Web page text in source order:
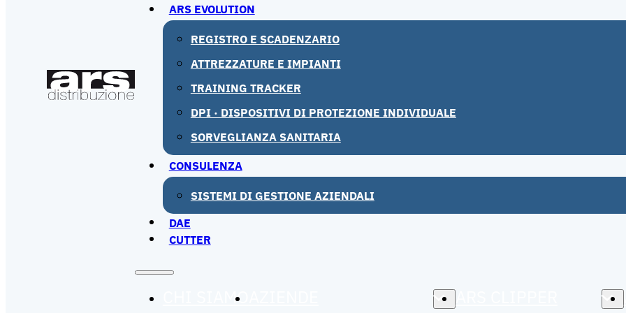
ARS EVOLUTION
REGISTRO E SCADENZARIO
ATTREZZATURE E IMPIANTI
TRAINING TRACKER
DPI · DISPOSITIVI DI PROTEZIONE INDIVIDUALE
SORVEGLIANZA SANITARIA
CONSULENZA
SISTEMI DI GESTIONE AZIENDALI
DAE
CUTTER
CHI SIAMO ARS CLIPPER